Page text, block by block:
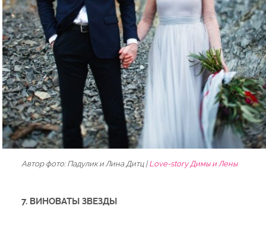
Автор фото: Падулик и Лина Дитц |Love-story Димы и Лены
7. ВИНОВАТЫ ЗВЕЗДЫ